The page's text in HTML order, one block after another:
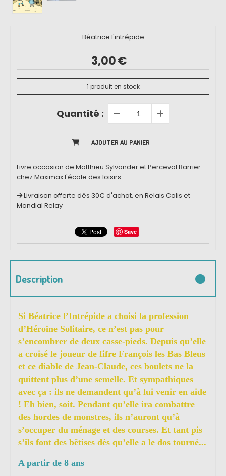
Béatrice l'intrépide
3,00€
1 produit en stock
Quantité :
AJOUTER AU PANIER
Livre occasion de Matthieu Sylvander et Perceval Barrier
chez Maximax l'école des loisirs
Livraison offerte dès 30€ d'achat, en Relais Colis et
Mondial Relay
Save
Description
Si Béatrice l’Intrépide a choisi la profession
d’Héroïne Solitaire, ce n’est pas pour
s’encombrer de deux casse-pieds. Depuis qu’elle
a croisé le joueur de fifre François les Bas Bleus
et ce diable de Jean-Claude, ces boulets ne la
quittent plus d’une semelle. Et sympathiques
avec ça : ils ne demandent qu’à lui venir en aide
! Eh bien, soit. Pendant qu’elle ira combattre
des hordes de monstres, ils n’auront qu’à
s’occuper du ménage et des courses. Et tant pis
s’ils font des bêtises dès qu’elle a le dos tourné...
A partir de 8 ans